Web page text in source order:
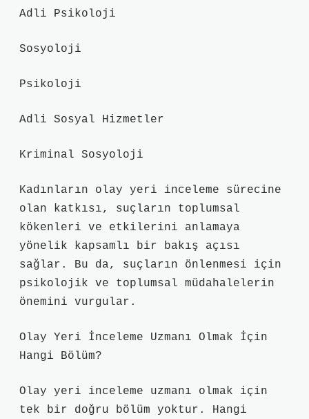
Adli Psikoloji
Sosyoloji
Psikoloji
Adli Sosyal Hizmetler
Kriminal Sosyoloji
Kadınların olay yeri inceleme sürecine
olan katkısı, suçların toplumsal
kökenleri ve etkilerini anlamaya
yönelik kapsamlı bir bakış açısı
sağlar. Bu da, suçların önlenmesi için
psikolojik ve toplumsal müdahalelerin
önemini vurgular.
Olay Yeri İnceleme Uzmanı Olmak İçin
Hangi Bölüm?
Olay yeri inceleme uzmanı olmak için
tek bir doğru bölüm yoktur. Hangi